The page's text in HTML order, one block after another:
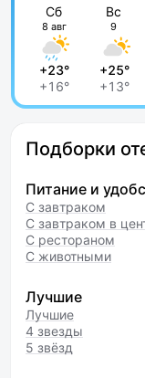
Сб
8 авг
+23°
+16°
Вс
9
+25°
+13°
Подборки
Питание и
С завтраком
С завтраком в
С рестораном
С животными
Лучшие
Лучшие
4 звезды
5 звёзд